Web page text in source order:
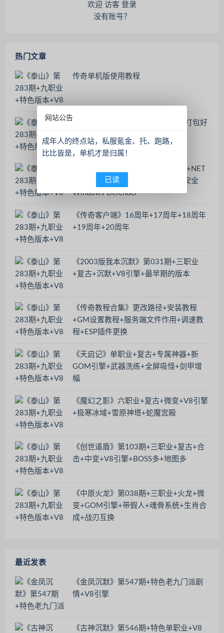
欢迎 访客 登录
没有账号？
热门文章
传奇单机版使用教程
征途单机版本，需要虚拟机，一起打包好
《新手必看-游戏环境包》DLL修复+NET
运行库+微软运行库+防火墙+系统安全
Windows Defender
《传奇客户端》16周年+17周年+18周年
+19周年+20周年
《2003版我本沉默》第031期+三职业
+复古+沉默+V8引擎+最早期的版本
《传奇教程合集》更改路径+安装教程
+GM设置教程+服务端文件作用+调速教
程+ESP插件更换
《天启记》单职业+复古+专属神器+新
GOM引擎+武器洗练+全屏吸怪+剑甲增
幅
《魔幻之影》六职业+复古+微变+V8引擎
+极寒冰域+雪原神塔+蛇魔宫殿
《创世道盾》第103期+三职业+复古+合
击+中变+V8引擎+BOSS多+地图多
《中原火龙》第038期+三职业+火龙+微
变+GOM引擎+带假人+魂骨系统+生肖合
成+战刃互换
最近发表
《金凤沉默》第547期+特色老九门派剧
情+V8引擎
《古神沉默》第546期+特色单职业+V8
网站公告
成年人的终点站，私服氪金、托、跑路，
比比皆是，单机才是归属！
已读